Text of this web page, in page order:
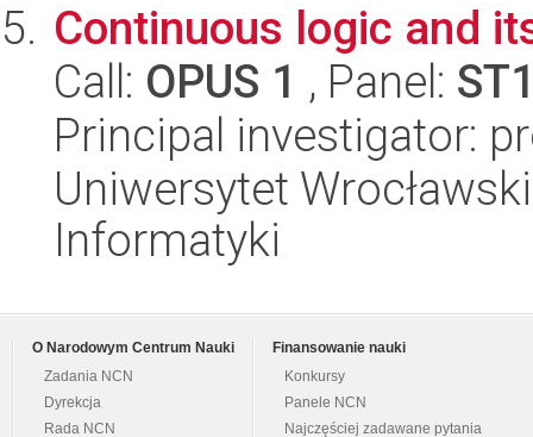
Continuous logic and
Call: OPUS 1 , Panel:
Principal investigator:
Uniwersytet
Informatyki
O Narodowym Centrum Nauki
Zadania NCN
Dyrekcja
Rada NCN
Finansowanie nauki
Konkursy
Panele NCN
Najczęściej zadawane pytania